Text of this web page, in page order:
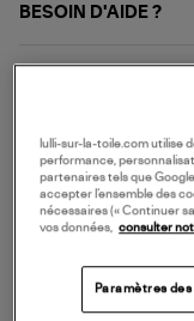
BESOIN D'AIDE ?
NOS SERVICES
SERVICE CLIENT
MODE DE PAIEMENT
lulli-sur-la-toile.com utilise
performance,
partenaires tels que
accepter l’ensemble des
nécessaires (« Continuer
vos données,
consulter
Paramètres